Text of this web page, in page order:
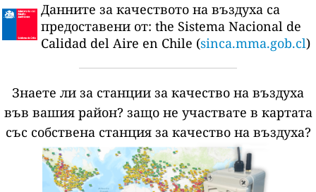
Данните за качеството на въздуха са
предоставени от: the Sistema Nacional de
Calidad del Aire en Chile (sinca.mma.gob.cl)
Знаете ли за станции за качество на въздуха
във вашия район? защо не участвате в картата
със собствена станция за качество на въздуха?